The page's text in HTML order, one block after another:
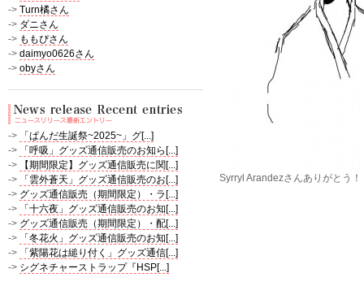
-> Turn橘さん
-> ダニさん
-> ももぴさん
-> daimyo0626さん
-> obyさん
->
「ぱんだ生誕祭~2025~」グ[...]
->
「呼吸」グッズ通信販売のお知ら[...]
->
【期間限定】グッズ通信販売に関[...]
->
「雲外蒼天」グッズ通信販売のお[...]
-> グッズ通信販売（期間限定）・ラ[...]
->
「十六夜」グッズ通信販売のお知[...]
-> グッズ通信販売（期間限定）・配[...]
->
「冬花火」グッズ通信販売のお知[...]
->
「紫陽花は縋り付く」グッズ通信[...]
-> シグネチャーストラップ『HSP[...]
Syrryl Arandezさんありがとう！